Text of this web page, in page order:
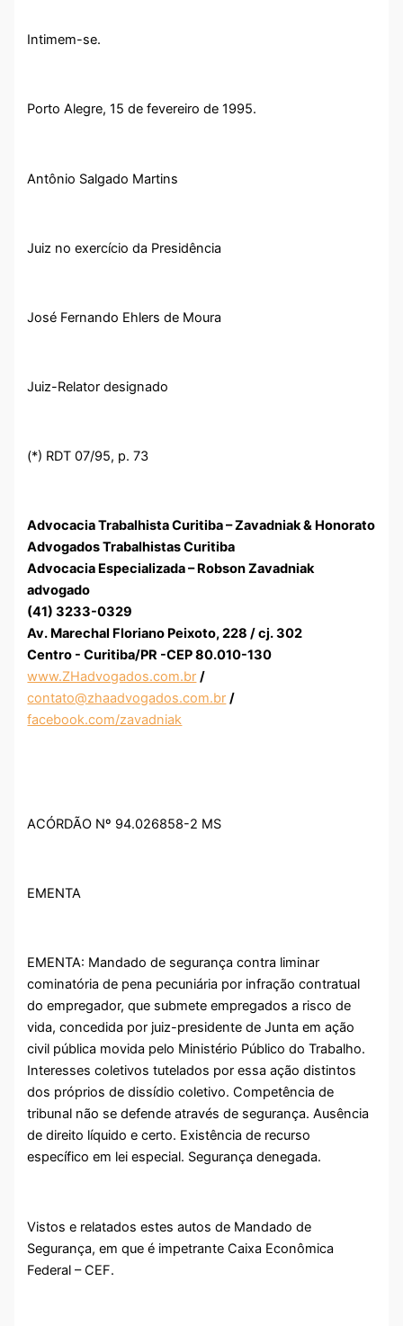
Intimem-se.
Porto Alegre, 15 de fevereiro de 1995.
Antônio Salgado Martins
Juiz no exercício da Presidência
José Fernando Ehlers de Moura
Juiz-Relator designado
(*) RDT 07/95, p. 73
Advocacia Trabalhista Curitiba – Zavadniak & Honorato
Advogados Trabalhistas Curitiba
Advocacia Especializada – Robson Zavadniak
advogado
(41) 3233-0329
Av. Marechal Floriano Peixoto, 228 / cj. 302
Centro - Curitiba/PR -CEP 80.010-130
www.ZHadvogados.com.br /
contato@zhaadvogados.com.br /
facebook.com/zavadniak
ACÓRDÃO Nº 94.026858-2 MS
EMENTA
EMENTA: Mandado de segurança contra liminar
cominatória de pena pecuniária por infração contratual
do empregador, que submete empregados a risco de
vida, concedida por juiz-presidente de Junta em ação
civil pública movida pelo Ministério Público do Trabalho.
Interesses coletivos tutelados por essa ação distintos
dos próprios de dissídio coletivo. Competência de
tribunal não se defende através de segurança. Ausência
de direito líquido e certo. Existência de recurso
específico em lei especial. Segurança denegada.
Vistos e relatados estes autos de Mandado de
Segurança, em que é impetrante Caixa Econômica
Federal – CEF.